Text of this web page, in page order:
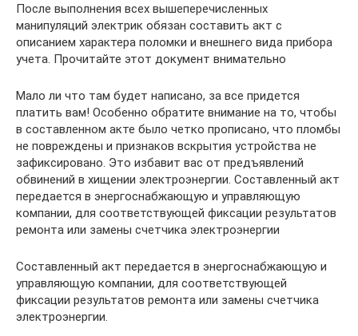
После выполнения всех вышеперечисленных
манипуляций электрик обязан составить акт с
описанием характера поломки и внешнего вида прибора
учета. Прочитайте этот документ внимательно
Мало ли что там будет написано, за все придется
платить вам! Особенно обратите внимание на то, чтобы
в составленном акте было четко прописано, что пломбы
не повреждены и признаков вскрытия устройства не
зафиксировано. Это избавит вас от предъявлений
обвинений в хищении электроэнергии. Составленный акт
передается в энергоснабжающую и управляющую
компании, для соответствующей фиксации результатов
ремонта или замены счетчика электроэнергии
Составленный акт передается в энергоснабжающую и
управляющую компании, для соответствующей
фиксации результатов ремонта или замены счетчика
электроэнергии.